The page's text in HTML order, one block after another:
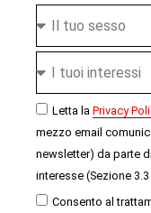
Letta la Privacy
mezzo email
newsletter) da parte
interesse (Sezione
Consento al